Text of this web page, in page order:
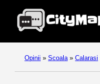
Opinii » Scoala » Calarasi